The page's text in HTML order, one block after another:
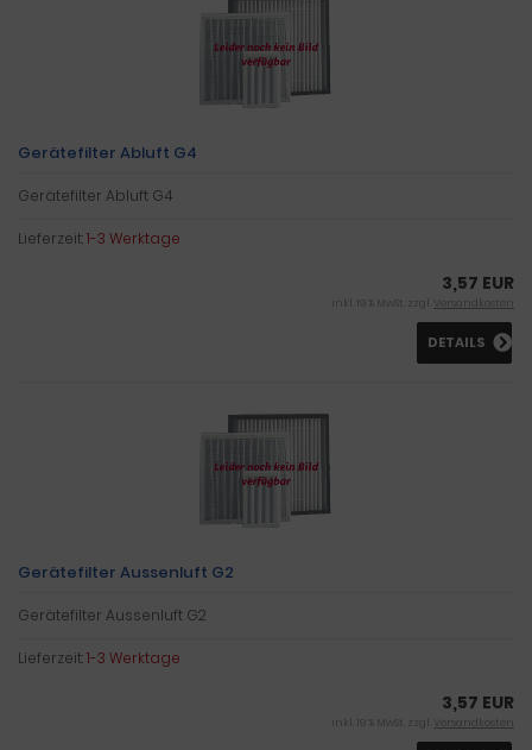
Gerätefilter Abluft G4
Gerätefilter Abluft G4
Lieferzeit:1-3 Werktage
3,57 EUR
inkl. 19 % MwSt. zzgl. Versandkosten
DETAILS
Gerätefilter Aussenluft G2
Gerätefilter Aussenluft G2
Lieferzeit:1-3 Werktage
3,57 EUR
inkl. 19 % MwSt. zzgl. Versandkosten